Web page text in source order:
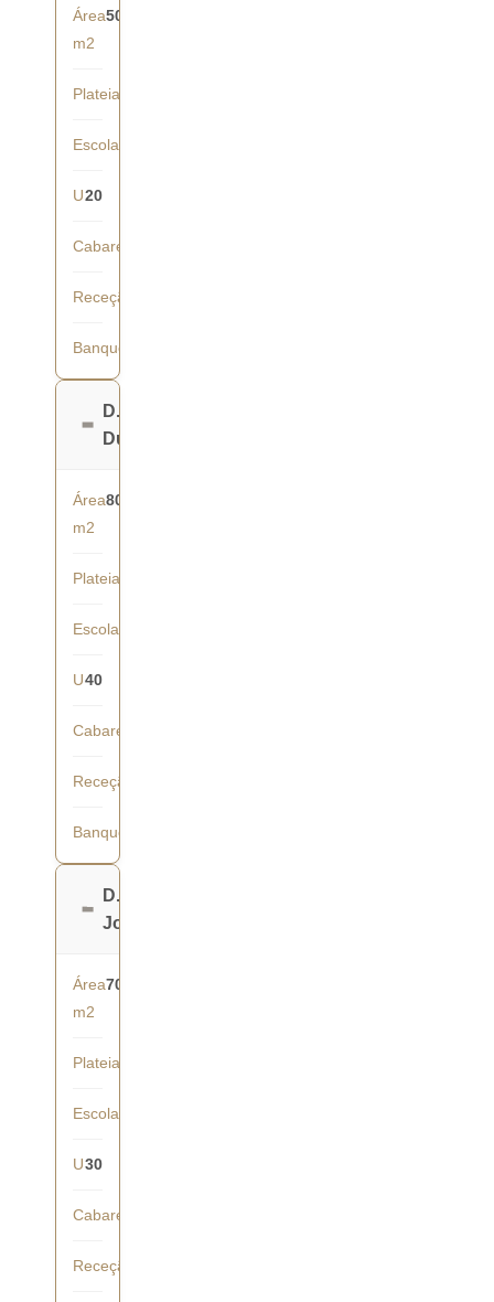
Área
m2
50
Plateia
Escola
U20
Cabaret
Receção
Banquete
D.
Duarte
Área
m2
80
Plateia
Escola
U40
Cabaret
Receção
Banquete
D.
João
Área
m2
70
Plateia
Escola
U30
Cabaret
Receção